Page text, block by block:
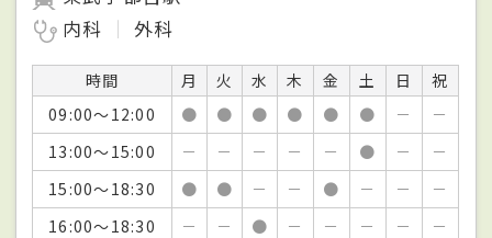
内科
外科
時間 月 火 水 木 金 土 日
祝
09:00～12:00
● ● ● ● ● ● －
－
13:00～15:00
－ － － － － ● －
－
15:00～18:30
● ● － － ● － －
－
16:00～18:30
－ － ● － － － －
－